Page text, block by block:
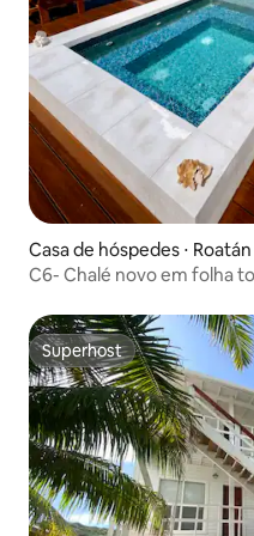
Casa de hóspedes ⋅ Roatán
C6- Chalé novo em folha
Superhost
Superhost